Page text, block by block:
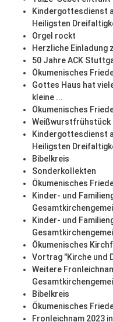
Kindergottesdienst
Heiligsten
Orgel rockt
Herzliche Einladung
50 Jahre ACK
Ökumenisches
Gottes Haus hat
kleine ...
Ökumenisches
Weißwurstfrühstück
Kindergottesdienst
Heiligsten
Bibelkreis
Sonderkollekten
Ökumenisches
Kinder- und
Kinder- und
Ökumenisches
Vortrag "Kirche und
Weitere
Bibelkreis
Ökumenisches
Fronleichnam 2023